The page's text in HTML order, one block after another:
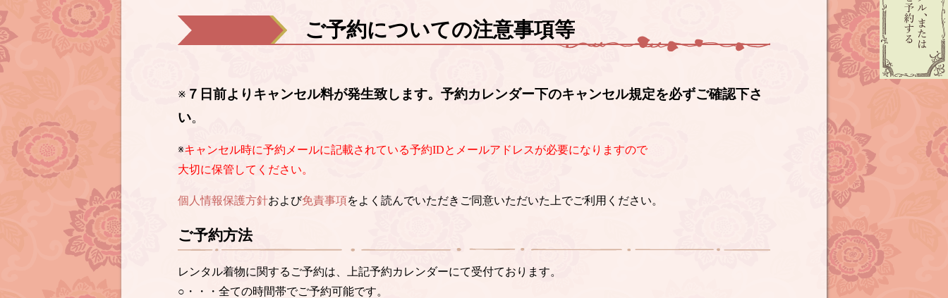
ご予約についての注意事項等
※ ７日前よりキャンセル料が発生致します。予約カレンダー下のキャンセル規定を必ずご確認下さ
い。
※キャンセル時に予約メールに記載されている予約IDとメールアドレスが必要になりますので
大切に保管してください。
個人情報保護方針および免責事項をよく読んでいただきご同意いただいた上でご利用ください。
ご予約方法
レンタル着物に関するご予約は、上記予約カレンダーにて受付ております。
○・・・全ての時間帯でご予約可能です。